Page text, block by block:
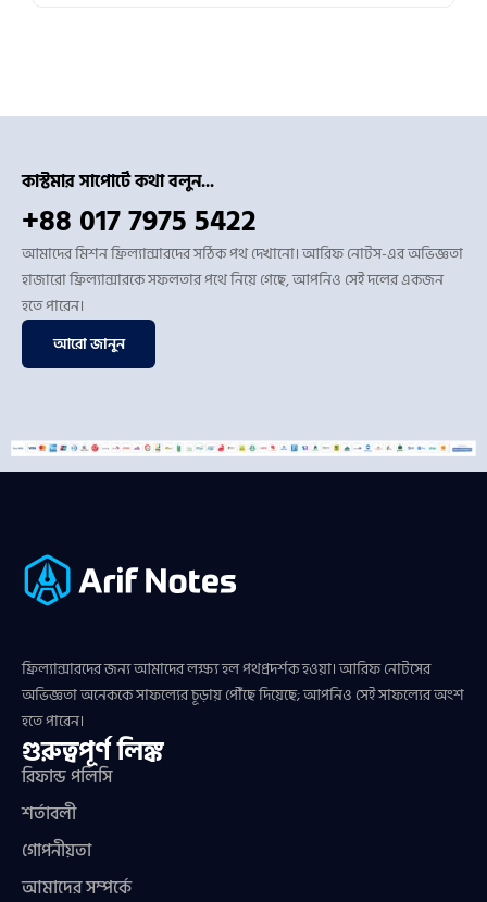
কাস্টমার সাপোর্টে কথা বলুন...
+88 017 7975 5422
আমাদের মিশন ফ্রিল্যান্সারদের সঠিক পথ দেখানো। আরিফ নোটস-এর অভিজ্ঞতা
হাজারো ফ্রিল্যান্সারকে সফলতার পথে নিয়ে গেছে, আপনিও সেই দলের একজন
হতে পারেন।
আরো জানুন
ফ্রিল্যান্সারদের জন্য আমাদের লক্ষ্য হল পথপ্রদর্শক হওয়া। আরিফ নোটসের
অভিজ্ঞতা অনেককে সাফল্যের চূড়ায় পৌঁছে দিয়েছে; আপনিও সেই সাফল্যের অংশ
হতে পারেন।
গুরুত্বপূর্ণ লিঙ্ক
রিফান্ড পলিসি
শর্তাবলী
গোপনীয়তা
আমাদের সম্পর্কে